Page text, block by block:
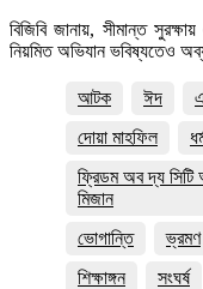
বিজিবি জানায়, সীমান্ত
নিয়মিত অভিযান ভবিষ্যতেও
আটক ঈদ
দোয়া মাহফিল
ফ্রিডম অব দ্য সিটি
মিজান
ভোগান্তি
ভ্রমণ
শিক্ষাঙ্গন
সংঘর্ষ